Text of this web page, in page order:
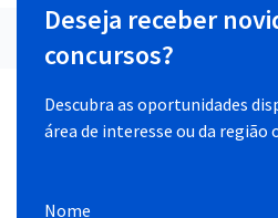
Deseja receber
concursos?
Descubra as oportunidades
área de interesse ou da região
Nome